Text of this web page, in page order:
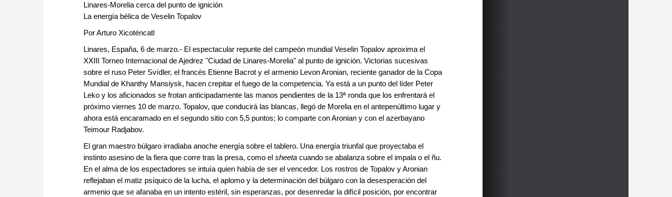
Linares-Morelia cerca del punto de ignición
La energía bélica de Veselin Topalov
Por Arturo Xicoténcatl
Linares, España, 6 de marzo.- El espectacular repunte del campeón mundial Veselin Topalov aproxima el
XXIII Torneo Internacional de Ajedrez "Ciudad de Linares-Morelia" al punto de ignición. Victorias sucesivas
sobre el ruso Peter Svídler, el francés Etienne Bacrot y el armenio Levon Aronian, reciente ganador de la Copa
Mundial de Khanthy Mansiysk, hacen crepitar el fuego de la competencia. Ya está a un punto del líder Peter
Leko y los aficionados se frotan anticipadamente las manos pendientes de la 13ª ronda que los enfrentará el
próximo viernes 10 de marzo. Topalov, que conducirá las blancas, llegó de Morelia en el antepenúltimo lugar y
ahora está encaramado en el segundo sitio con 5,5 puntos; lo comparte con Aronian y con el azerbayano
Teimour Radjabov.
El gran maestro búlgaro irradiaba anoche energía sobre el tablero. Una energía triunfal que proyectaba el
instinto asesino de la fiera que corre tras la presa, como el sheeta cuando se abalanza sobre el impala o el ñu.
En el alma de los espectadores se intuía quien había de ser el vencedor. Los rostros de Topalov y Aronian
reflejaban el matiz psíquico de la lucha, el aplomo y la determinación del búlgaro con la desesperación del
armenio que se afanaba en un intento estéril, sin esperanzas, por desenredar la difícil posición, por encontrar